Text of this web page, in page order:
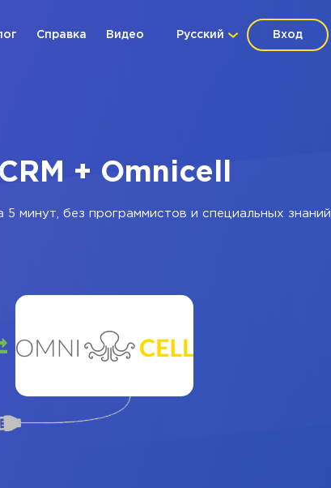
Вход
Русский
Справка Видео
+ Omnicell
5 минут, без программистов и специальных знаний.